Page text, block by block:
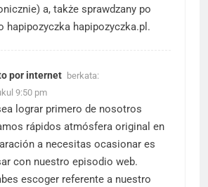
a, także sprawdzany po
hapipozyczka hapipozyczka.pl.
por internet berkata:
9:50 pm
lograr primero de nosotros
rápidos atmósfera original en
a necesitas ocasionar es
con nuestro episodio web.
escoger referente a nuestro